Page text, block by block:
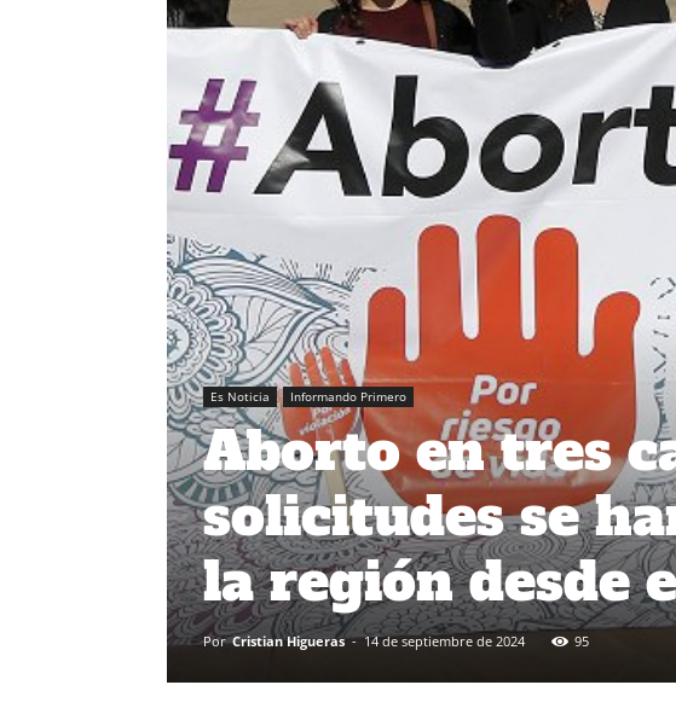
Es Noticia Informando Primero
Aborto en tres
solicitudes se
la región desde
Por Cristian Higueras - 14 de septiembre de 2024 95